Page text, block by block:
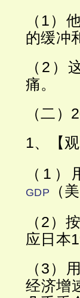
（1）
的缓冲
（2）
痛。
（二
1、【
（1
GDP
（
（2）
应日本
（3）
经济增